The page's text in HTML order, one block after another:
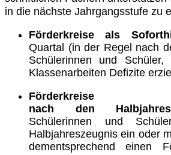
in die nächste Jahrgangsstufe zu
Förderkreise als
Quartal (in der Regel nach
Schülerinnen und
Klassenarbeiten Defizite
Förderkreise
nach den
Schülerinnen und
Halbjahreszeugnis ein oder
dementsprechend einen